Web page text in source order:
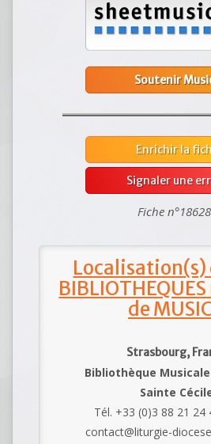
Soutenir
Enrichir la
Signaler une
Fiche
Localisation(s)
de
Strasbourg,
Bibliothèque
Sainte
Tél. +33 (0)3 88 21 24
contact@liturgie-